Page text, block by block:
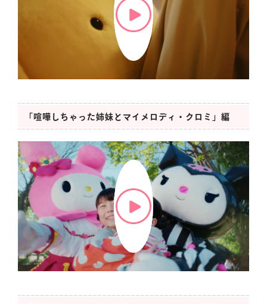
「喧嘩しちゃった姉妹とマイメロディ・クロミ」編